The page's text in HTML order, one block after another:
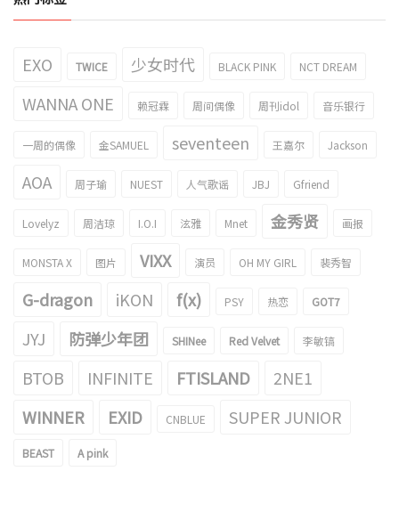
EXO TWICE 少女时代 BLACK PINK NCT DREAM
WANNA ONE 赖冠霖 周间偶像 周刊idol 音乐银行
一周的偶像 金SAMUEL seventeen 王嘉尔 Jackson
AOA 周子瑜 NUEST 人气歌谣 JBJ Gfriend
Lovelyz 周洁琼 I.O.I 泫雅 Mnet 金秀贤 画报
MONSTA X 图片 VIXX 演员 OH MY GIRL 裴秀智
G-dragon iKON f(x) PSY 热恋 GOT7
JYJ 防弹少年团 SHINee Red Velvet 李敏镐
BTOB INFINITE FTISLAND
2NE1
WINNER
EXID CNBLUE SUPER JUNIOR
BEAST A pink